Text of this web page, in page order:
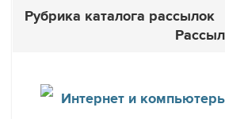
Рубрика каталога рассылок
Интернет и